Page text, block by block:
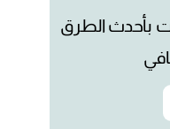
بأحدث الطرق